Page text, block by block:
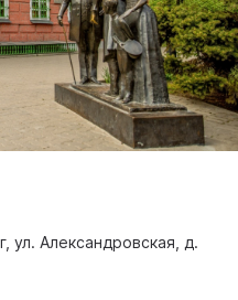
ул. Александровская, д.